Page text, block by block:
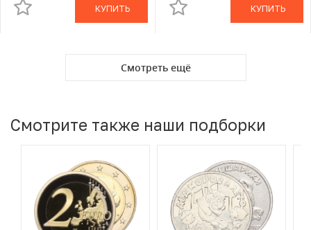
КУПИТЬ КУПИТЬ
Смотреть ещё
Смотрите также наши подборки